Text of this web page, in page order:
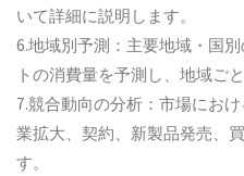
いて詳細に説明します。
6.地域別予測：主要地域・国
トの消費量を予測し、地域ご
7.競合動向の分析：市場にお
業拡大、契約、新製品発売、
す。